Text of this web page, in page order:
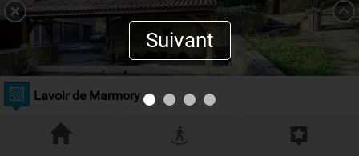
Suivant
Lavoir de Marmory
Résoudre l'énigme